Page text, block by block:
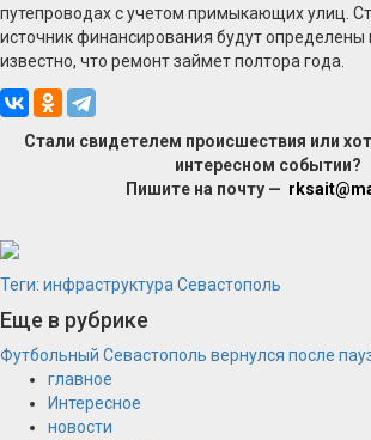
путепроводах с учетом примыкающих улиц.
источник финансирования будут определены
известно, что ремонт займет полтора года.
Стали свидетелем происшествия или
интересном событии?
Пишите на почту —
Теги: инфраструктура Севастополь
Еще в рубрике
Футбольный Севастополь вернулся после
главное
Интересное
новости